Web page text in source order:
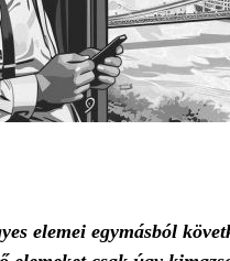
elemei egymásból